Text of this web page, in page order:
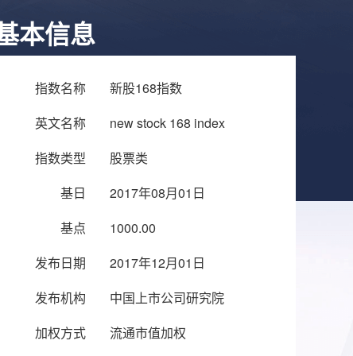
本信息
指数名称
新股168指数
英文名称
new stock 168 index
指数类型
股票类
基日
2017年08月01日
基点
1000.00
发布日期
2017年12月01日
发布机构
中国上市公司研究院
加权方式
流通市值加权